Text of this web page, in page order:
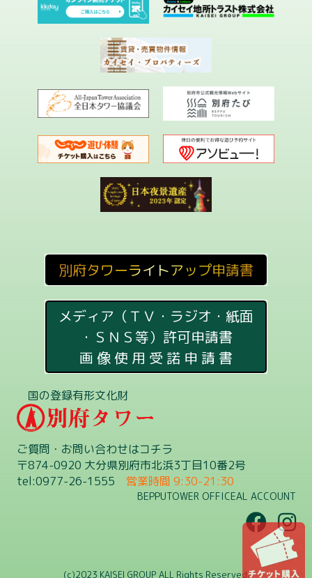
別府タワーライトアップ申請書
メディア（ＴＶ・ラジオ・紙面
・ＳＮＳ等）許可申請書
画 像 使 用 受 諾 申 請 書
国の登録有形文化財
ご質問・お問い合わせはコチラ
〒874-0920 大分県別府市北浜3丁目10番2号
tel:0977-26-1555
営業時間 9:30-21:30
BEPPUTOWER OFFICEAL ACCOUNT
(c)2023 KAISEI GROUP ALL Rights Reserved.